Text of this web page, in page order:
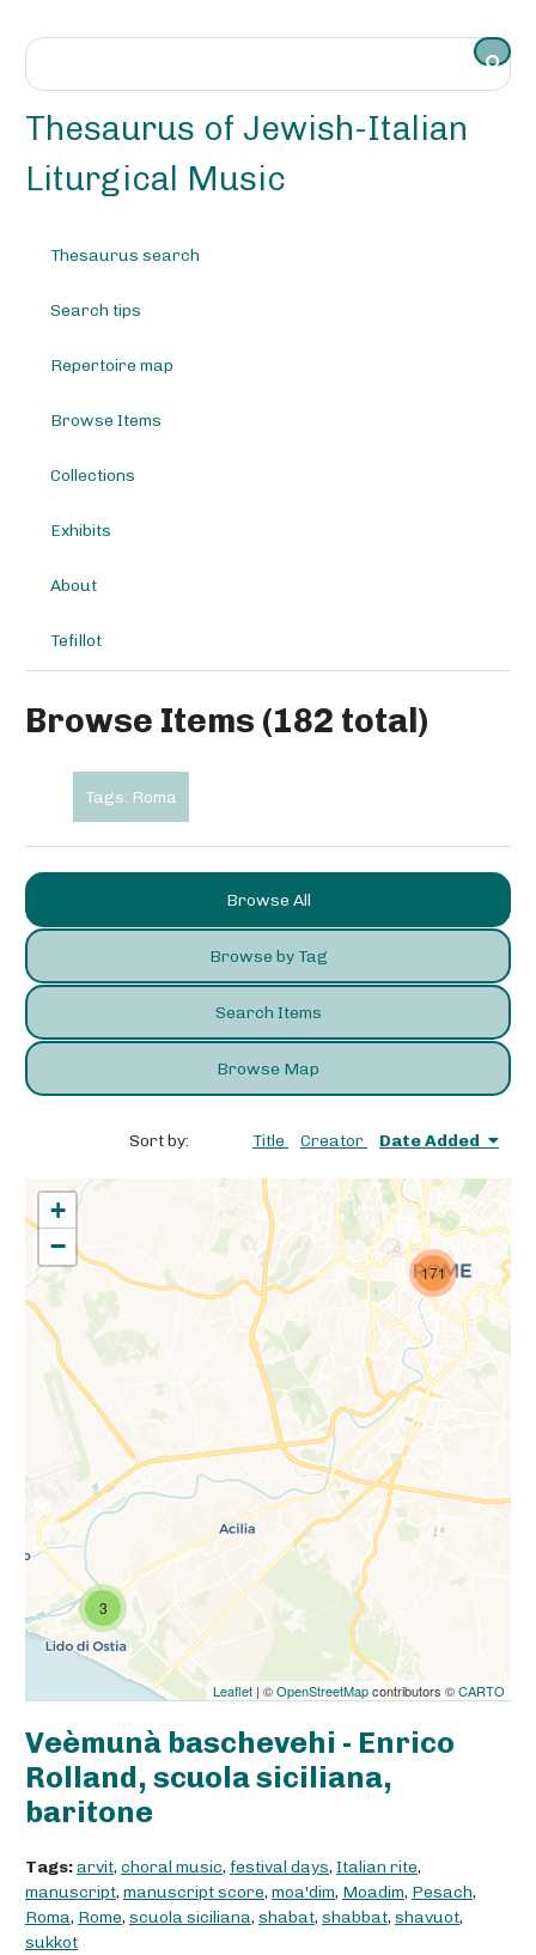
Thesaurus of Jewish-Italian
Liturgical Music
Thesaurus search
Search tips
Repertoire map
Browse Items
Collections
Exhibits
About
Tefillot
Browse Items (182 total)
Tags: Roma
Browse All
Browse by Tag
Search Items
Browse Map
Sort by: Title Creator Date Added
3
171
+
−
Leaflet | ©OpenStreetMapcontributors ©CARTO
Veèmunà baschevehi - Enrico
Rolland, scuola siciliana,
baritone
Tags:arvit, choral music, festival days, Italian rite,
manuscript, manuscript score, moa'dim, Moadim, Pesach,
Roma, Rome, scuola siciliana, shabat, shabbat, shavuot,
sukkot